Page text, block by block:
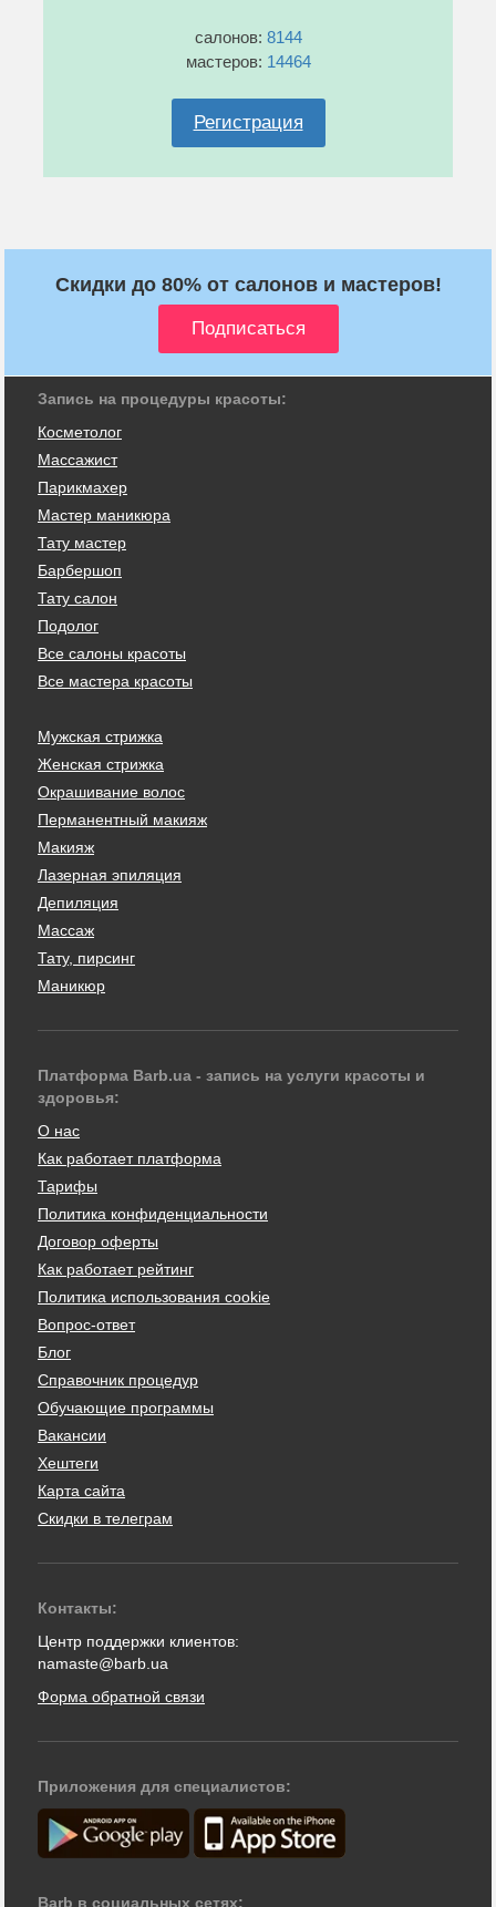
салонов: 8144
мастеров: 14464
Регистрация
Скидки до 80% от салонов и мастеров!
Запись на процедуры красоты:
Косметолог
Массажист
Парикмахер
Мастер маникюра
Тату мастер
Барбершоп
Тату салон
Подолог
Все салоны красоты
Все мастера красоты
Мужская стрижка
Женская стрижка
Окрашивание волос
Перманентный макияж
Макияж
Лазерная эпиляция
Депиляция
Массаж
Тату, пирсинг
Маникюр
Платформа Barb.ua - запись на услуги красоты и
здоровья:
О нас
Как работает платформа
Тарифы
Политика конфиденциальности
Договор оферты
Как работает рейтинг
Политика использования cookie
Вопрос-ответ
Блог
Справочник процедур
Обучающие программы
Вакансии
Хештеги
Карта сайта
Скидки в телеграм
Контакты:
Центр поддержки клиентов:
namaste@barb.ua
Форма обратной связи
Приложения для специалистов:
Barb в социальных сетях: